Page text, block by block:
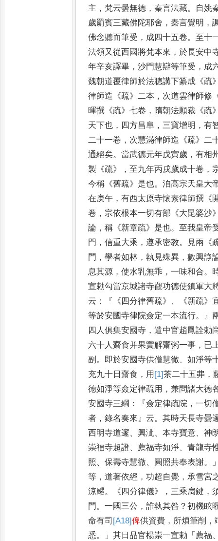
主 ，梵云曇無德 ，秦言法藏。
自姚
歲罽賓三藏佛陀耶舍 ，秦言覺明 ，
佛念聽而筆受 ， 成四十五卷。
至十
法領又從西國將梵本來 ，於長安中
年辛亥譯畢 ，沙門慧辯等筆受 ， 成
魏朝道覆律師於法聰講下纂成 《疏
律師造 《疏》二本 ， 次道雲律師修
暉撰 《疏》七卷 ， 隋朝法願裁 《疏
天下也 ， 四方昌阜 ，三寶增明 ，有
二十一卷 ， 次慧滿律師造 《疏》二
通絕矣。當武德元年戊寅歲 ，有相
製 《疏》， 至九年丙戌歲成十卷 ，
今稱 《舊疏》 是也。洎高宗天皇大
在庚午 ，有西太原寺懷素律師撰 《
卷 ，宗依根本一切有部 《大毘婆沙
論 ，稱 《新章疏》 是也。
至我皇帝
門 ，信重大乘 ，遵承密教。 見兩 《
門 ，學者如林 ，執見殊異 ，數興諍
息其源 ，使水乳無乖 ，一味和合。
宣勅勾當京城諸寺觀功德使鎮軍大
云 ：『《 四分律舊疏》、《新疏》
等於安國寺律院僉定一本流行。』
四人俱集安國寺 ，遣中官趙鳳詮勅
六十人齋食并果實解齋粥一事 ， 已
副 。 即於安國寺供僧慧徹、如淨等
充九十日齋食 ， 用 [1]茶二十五丳 ，
德如淨等僉定律疏用 ，兼問諸大德
安國寺三綱 ：『僉定律疏院 ，一切
者 ，錄名奏來』 云。其時天長寺曇
西明寺道邃、興泚 、本寺寶意、神
崇福寺超證、 薦福寺如淨、青龍寺
照 、保壽寺慧徹、 圓照共奉表謝。
等 ，道著依經 ，功超自覺 ，承雪宮
涼颸。《 四分律儀》，三乘扃鍵 ，
門。一國三公 ，誰執其咎 ？初機眩
命有司 [A18]俾供資費 ， 所煩筆削 ，
悉。」其日品官楊崇一宣勅 「 薦福